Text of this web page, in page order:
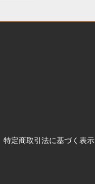
特定商取引法に基づく表示